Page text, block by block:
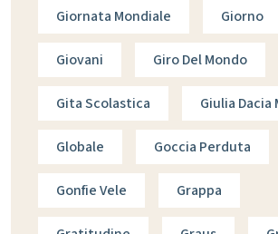
Giornata Mondiale Giorno
Giovani Giro Del Mondo
Gita Scolastica Giulia Dacia
Globale Goccia Perduta
Gonfie Vele Grappa